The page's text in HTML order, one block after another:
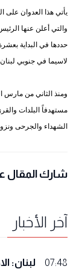
والتي أعلن عنها
حددها في البداية
لاسيما في جنوبي
ومنذ الثاني من مارس
مستهدفاً البلدات
الشهداء والجرحى
شارك المقال
آخر الأخبار
07:48
لبنان: